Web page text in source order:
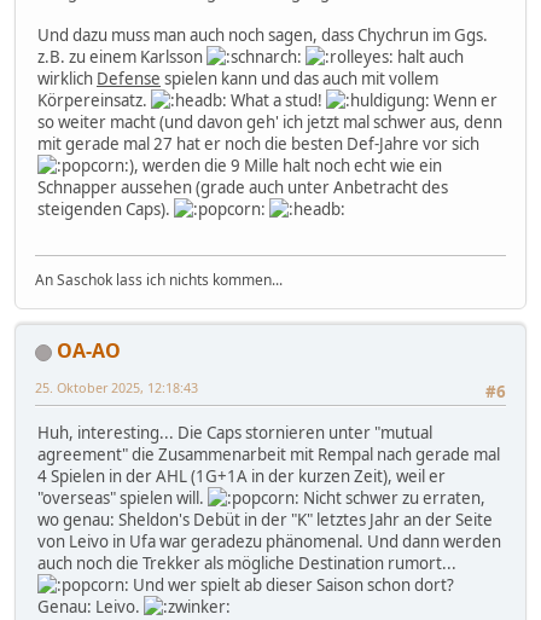
Und dazu muss man auch noch sagen, dass Chychrun im Ggs.
z.B. zu einem Karlsson
halt auch
wirklich Defense spielen kann und das auch mit vollem
Körpereinsatz.
What a stud!
Wenn er
so weiter macht (und davon geh' ich jetzt mal schwer aus, denn
mit gerade mal 27 hat er noch die besten Def-Jahre vor sich
), werden die 9 Mille halt noch echt wie ein
Schnapper aussehen (grade auch unter Anbetracht des
steigenden Caps).
An Saschok lass ich nichts kommen...
OA-AO
#6
25. Oktober 2025, 12:18:43
Huh, interesting... Die Caps stornieren unter "mutual
agreement" die Zusammenarbeit mit Rempal nach gerade mal
4 Spielen in der AHL (1G+1A in der kurzen Zeit), weil er
"overseas" spielen will.
Nicht schwer zu erraten,
wo genau: Sheldon's Debüt in der "K" letztes Jahr an der Seite
von Leivo in Ufa war geradezu phänomenal. Und dann werden
auch noch die Trekker als mögliche Destination rumort...
Und wer spielt ab dieser Saison schon dort?
Genau: Leivo.